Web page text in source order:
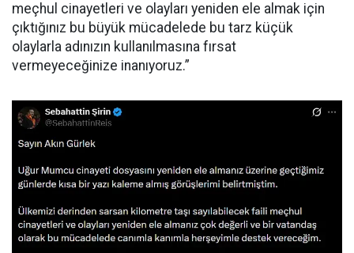
meçhul cinayetleri ve olayları yeniden ele almak için
çıktığınız bu büyük mücadelede bu tarz küçük
olaylarla adınızın kullanılmasına fırsat
vermeyeceğinize inanıyoruz.”